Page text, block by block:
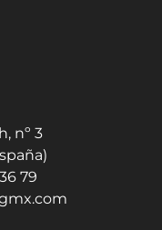
nº 3
79